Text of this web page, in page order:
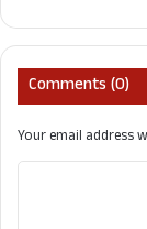
Comments (0)
Your email address